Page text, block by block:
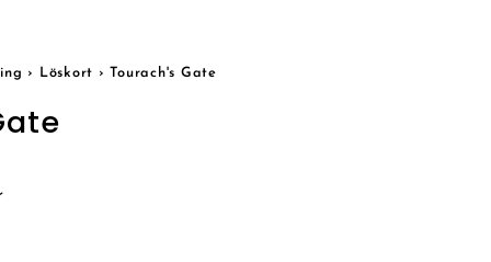
› Löskort › Tourach's Gate